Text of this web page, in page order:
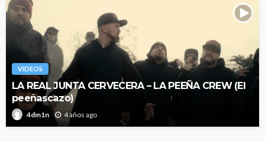
VIDEOS
LA REAL JUNTA CERVECERA – LA PEEÑA CREW (El
peeñascazo)
4dm1n 4 años ago